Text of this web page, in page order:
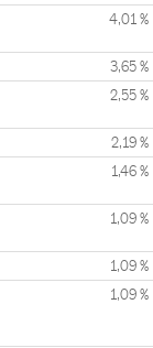
4,01 %
3,65 %
2,55 %
2,19 %
1,46 %
1,09 %
1,09 %
1,09 %